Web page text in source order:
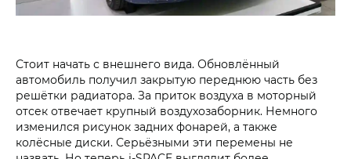
Стоит начать с внешнего вида. Обновлённый
автомобиль получил закрытую переднюю часть без
решётки радиатора. За приток воздуха в моторный
отсек отвечает крупный воздухозаборник. Немного
изменился рисунок задних фонарей, а также
колёсные диски. Серьёзными эти перемены не